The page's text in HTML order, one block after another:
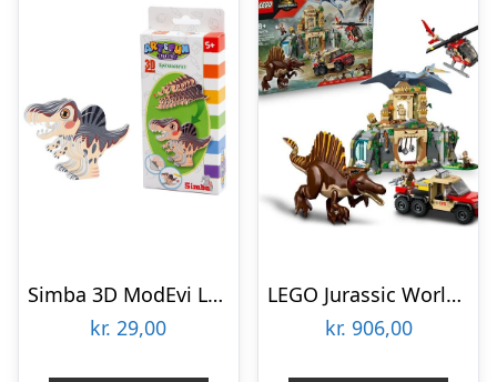
Simba 3D ModEvi LOVE Spinosaurus
kr. 29,00
LEGO Jurassic World 76976 Luftmission: Spinosaurus og quetzalcoatlus
kr. 906,00